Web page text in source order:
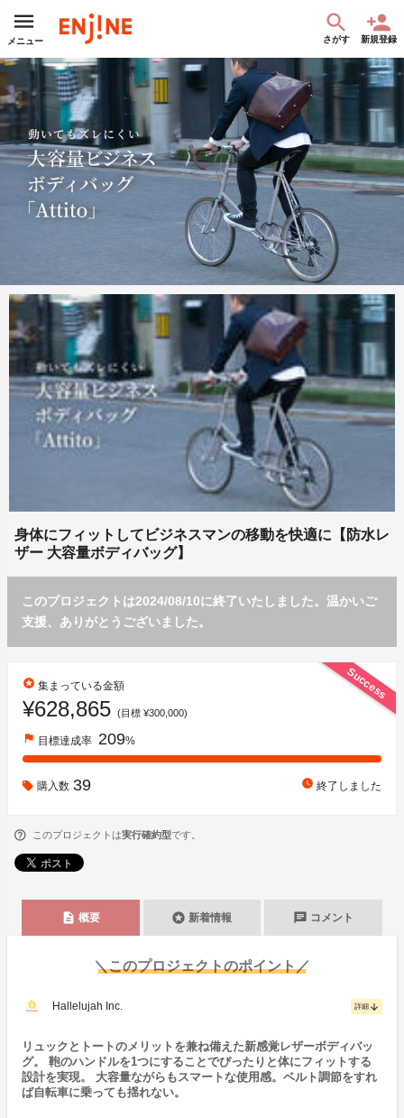
メニュー さがす 新規登録
身体にフィットしてビジネスマンの移動を快適に【防水レ
ザー 大容量ボディバッグ】
このプロジェクトは2024/08/10に終了いたしました。温かいご
支援、ありがとうございました。
Success
stars 集まっている金額
¥628,865 (目標 ¥300,000)
flag 目標達成率 209%
購入数 39 watch_later 終了しました
このプロジェクトは実行確約型です。
description 概要 stars 新着情報 chat コメント
＼このプロジェクトのポイント／
Hallelujah Inc. 詳細 arrow_downward
リュックとトートのメリットを兼ね備えた新感覚レザーボディバッ
グ。 鞄のハンドルを1つにすることでぴったりと体にフィットする
設計を実現。 大容量ながらもスマートな使用感。ベルト調節をすれ
ば自転車に乗っても揺れない。